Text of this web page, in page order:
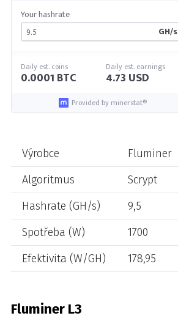
Your hashrate
GH/s
Daily est. coins
0.0001 BTC
Daily est. earnings
4.73 USD
Provided by minerstat®
Výrobce
Fluminer
Algoritmus
Scrypt
Hashrate (GH/s)
9,5
Spotřeba (W)
1700
Efektivita (W/GH)
178,95
Fluminer L3